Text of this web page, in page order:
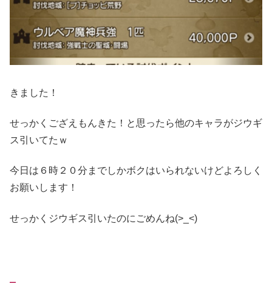
きました！
せっかくござえもんきた！と思ったら他のキャラがジウギ
ス引いてたｗ
今日は６時２０分までしかボクはいられないけどよろしく
お願いします！
せっかくジウギス引いたのにごめんね(>_<)